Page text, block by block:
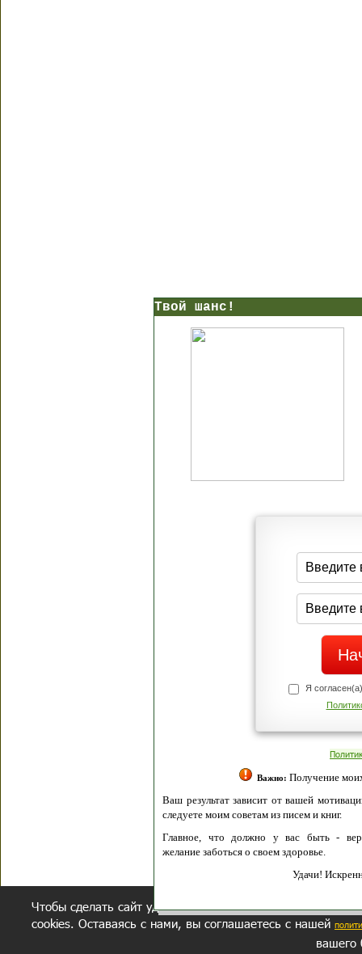
Твой шанс!
Я
Важно: Получение
Ваш результат зависит от вашей
следуете моим советам из писем и книг.
Главное, что должно у вас быть -
желание заботься о своем здоровье.
Удачи!
Чтобы сделать сайт удобнее, осуществляется обработка
cookies. Оставаясь с нами, вы соглашаетесь с нашей
вашего